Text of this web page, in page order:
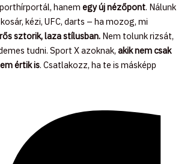
hanem egy új nézőpont. Nálunk
kézi, UFC, darts – ha mozog, mi
sztorik, laza stílusban. Nem tolunk rizsát,
tudni. Sport X azoknak, akik nem csak
értik is. Csatlakozz, ha te is másképp